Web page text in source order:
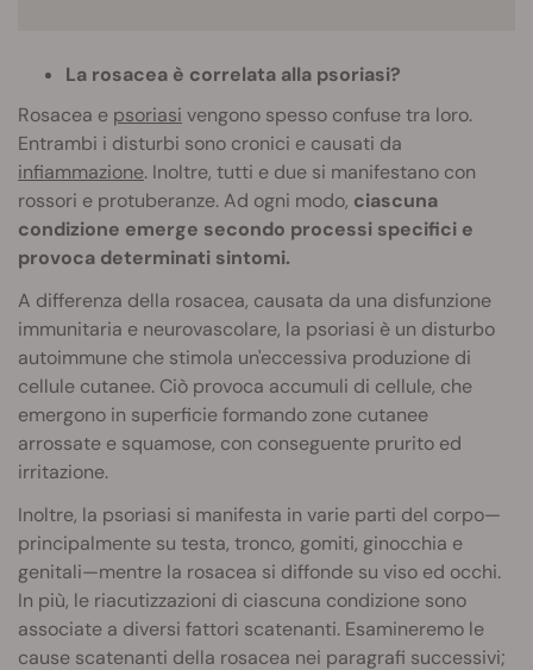
La rosacea è correlata alla psoriasi?
Rosacea e psoriasi vengono spesso confuse tra loro.
Entrambi i disturbi sono cronici e causati da
infiammazione. Inoltre, tutti e due si manifestano con
rossori e protuberanze. Ad ogni modo, ciascuna
condizione emerge secondo processi specifici e
provoca determinati sintomi.
A differenza della rosacea, causata da una disfunzione
immunitaria e neurovascolare, la psoriasi è un disturbo
autoimmune che stimola un'eccessiva produzione di
cellule cutanee. Ciò provoca accumuli di cellule, che
emergono in superficie formando zone cutanee
arrossate e squamose, con conseguente prurito ed
irritazione.
Inoltre, la psoriasi si manifesta in varie parti del corpo—
principalmente su testa, tronco, gomiti, ginocchia e
genitali—mentre la rosacea si diffonde su viso ed occhi.
In più, le riacutizzazioni di ciascuna condizione sono
associate a diversi fattori scatenanti. Esamineremo le
cause scatenanti della rosacea nei paragrafi successivi;